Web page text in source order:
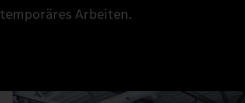
temporäres Arbeiten.